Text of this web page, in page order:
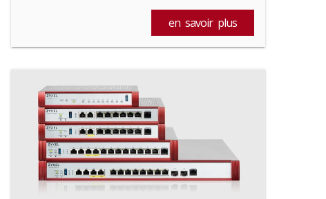
en savoir plus